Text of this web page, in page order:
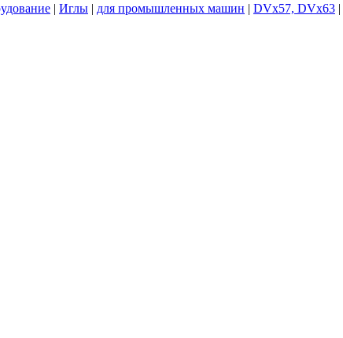
| Иглы | для промышленных машин | DVx57, DVx63 |